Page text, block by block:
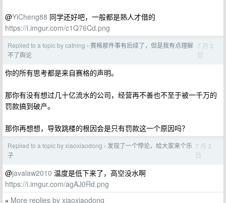
@YiCheng88 同学还好吧，一般都是熟人才借的
https://i.imgur.com/c1Q76Cd.png
Replied to a topic by catning › 赛格那件事有后续了，但是我有点理解
不了舆论
7 月 3
日
你的所有思考都是来自赛格的声明。
那你有没有想过几十亿流水的公司，经营再不善也不至于被一千万的
罚款搞到破产。
那你再想想，导致跳楼的根因会是只有罚款这一个原因吗？
Replied to a topic by xiaoxiaodong › 发现了一个悖论，给大家来个乐
子
7 月 3
日
@javalaw2010 温度是低下来了，高空没水啊
https://i.imgur.com/agAJ0Rd.png
» More replies by xiaoxiaodong